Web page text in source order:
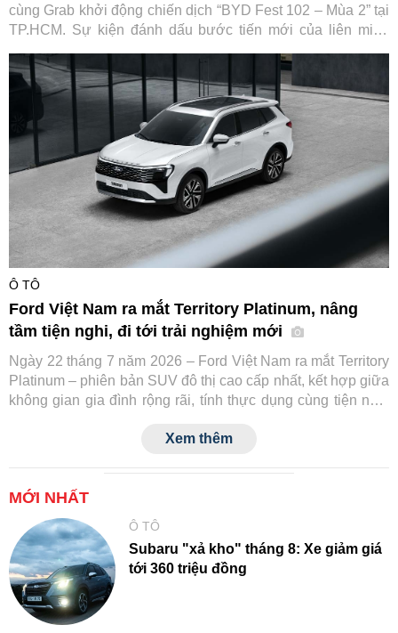
cùng Grab khởi động chiến dịch “BYD Fest 102 – Mùa 2” tại
TP.HCM. Sự kiện đánh dấu bước tiến mới của liên minh
đẩy chuyển đổi xanh cho ngành vận tải dịch vụ tại Việt Nam.
Ô TÔ
Ford Việt Nam ra mắt Territory Platinum, nâng
tầm tiện nghi, đi tới trải nghiệm mới
Ngày 22 tháng 7 năm 2026 – Ford Việt Nam ra mắt Territory
Platinum – phiên bản SUV đô thị cao cấp nhất, kết hợp giữa
không gian gia đình rộng rãi, tính thực dụng cùng tiện nghi
Xem thêm
MỚI NHẤT
Ô TÔ
Subaru "xả kho" tháng 8: Xe giảm giá
tới 360 triệu đồng